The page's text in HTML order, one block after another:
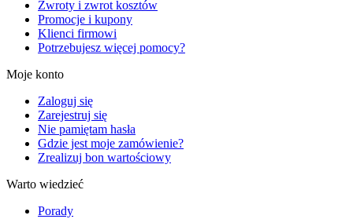
Zwroty i zwrot kosztów
Promocje i kupony
Klienci firmowi
Potrzebujesz więcej pomocy?
Moje konto
Zaloguj się
Zarejestruj się
Nie pamiętam hasła
Gdzie jest moje zamówienie?
Zrealizuj bon wartościowy
Warto wiedzieć
Porady